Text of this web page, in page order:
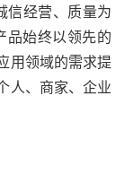
经营、质量为
品始终以领先的
用领域的需求提
人、商家、企业